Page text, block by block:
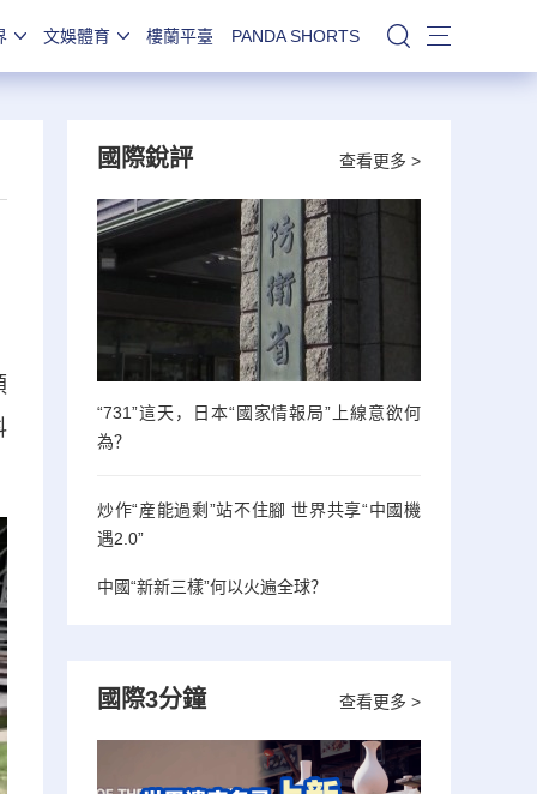
文娛體育 樓蘭平臺 PANDA SHORTS 站內搜索
查看更多 >
國際銳評
“731”這天，日本“國家情報局”上線意欲何
為？
炒作“産能過剩”站不住腳 世界共享“中國機
遇2.0”
中國“新新三樣”何以火遍全球？
查看更多 >
國際3分鐘